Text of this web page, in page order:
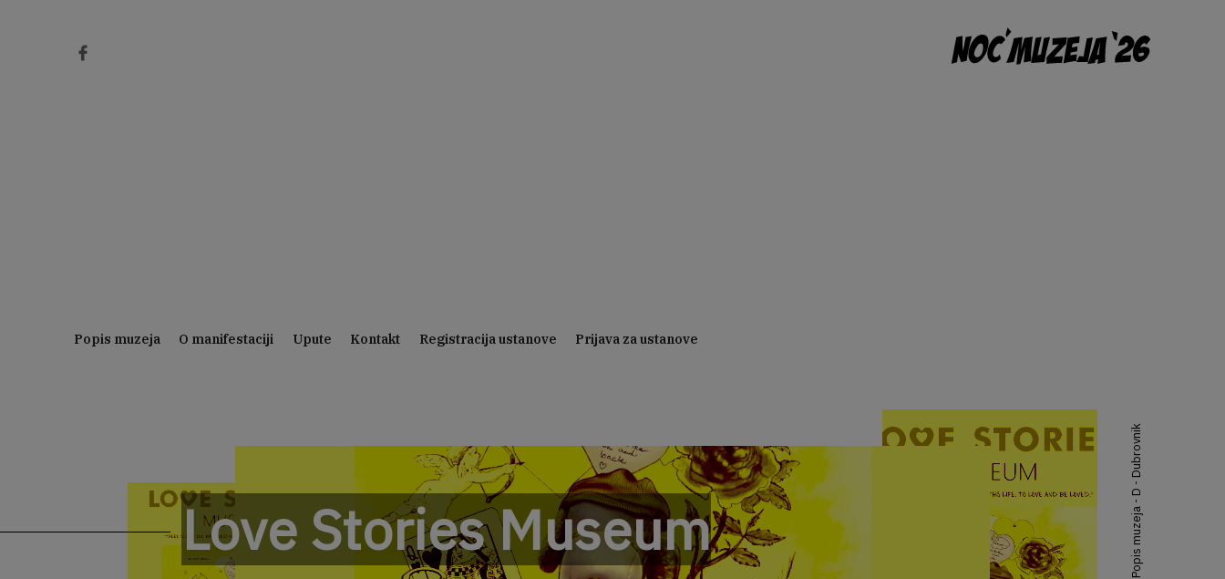
Popis muzeja O manifestaciji Upute Kontakt Registracija ustanove Prijava za ustanove
Love Stories Museum Popis muzeja - D - Dubrovnik